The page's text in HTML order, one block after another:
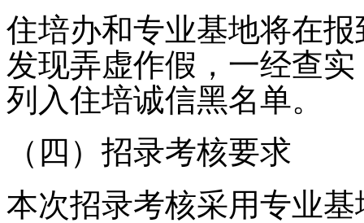
住培办和专业基地将在
发现弄虚作假，一经查
列入住培诚信黑名单。
（四）招录考核要求
本次招录考核采用专业